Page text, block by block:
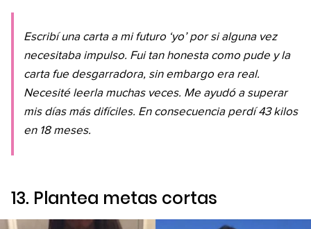
Escribí una carta a mi futuro ‘yo’ por si alguna vez
necesitaba impulso. Fui tan honesta como pude y la
carta fue desgarradora, sin embargo era real.
Necesité leerla muchas veces. Me ayudó a superar
mis días más difíciles. En consecuencia perdí 43 kilos
en 18 meses.
13. Plantea metas cortas